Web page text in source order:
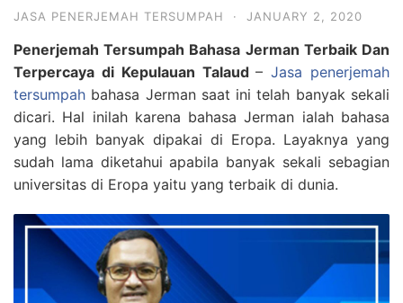
JASA PENERJEMAH TERSUMPAH · JANUARY 2, 2020
Penerjemah Tersumpah Bahasa Jerman Terbaik Dan
Terpercaya di Kepulauan Talaud–Jasa penerjemah
tersumpah bahasa Jerman saat ini telah banyak sekali
dicari. Hal inilah karena bahasa Jerman ialah bahasa
yang lebih banyak dipakai di Eropa. Layaknya yang
sudah lama diketahui apabila banyak sekali sebagian
universitas di Eropa yaitu yang terbaik di dunia.